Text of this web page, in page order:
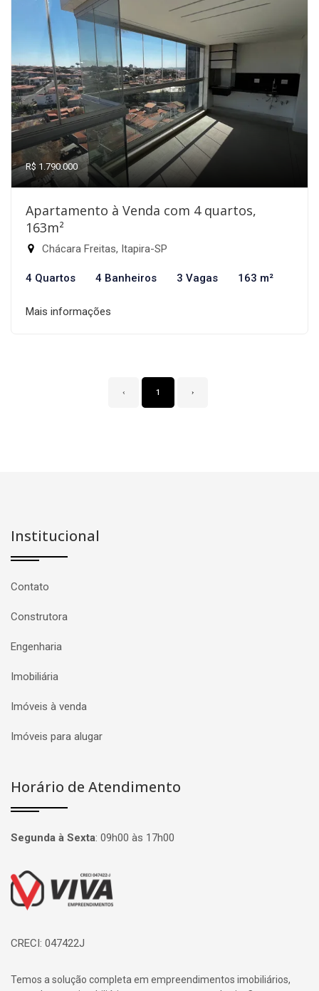
R$ 1.790.000
Apartamento à Venda com 4 quartos,
163m²
Chácara Freitas, Itapira-SP
4 Quartos 4 Banheiros 3 Vagas 163 m²
Mais informações
‹ 1 ›
Institucional
Contato
Construtora
Engenharia
Imobiliária
Imóveis à venda
Imóveis para alugar
Horário de Atendimento
Segunda à Sexta: 09h00 às 17h00
Página inicial
CRECI: 047422J
Temos a solução completa em empreendimentos imobiliários,